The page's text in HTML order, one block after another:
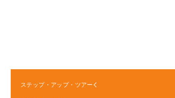
ステップ・アップ・ツアー